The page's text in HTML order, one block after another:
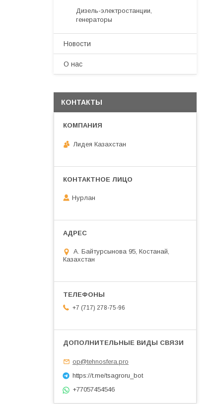
Дизель-электростанции,
генераторы
Новости
О нас
КОНТАКТЫ
Лидея Казахстан
Нурлан
А. Байтурсынова 95, Костанай,
Казахстан
+7 (717) 278-75-96
op@tehnosfera.pro
https://t.me/tsagroru_bot
+77057454546